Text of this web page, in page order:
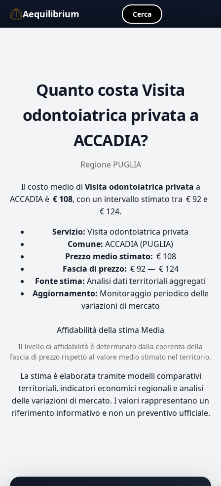
Aequilibrium Cerca
Quanto costa Visita
odontoiatrica privata a
ACCADIA?
Regione PUGLIA
Il costo medio di Visita odontoiatrica privata a
ACCADIA è € 108, con un intervallo stimato tra € 92 e
€ 124.
Servizio: Visita odontoiatrica privata
Comune: ACCADIA (PUGLIA)
Prezzo medio stimato: € 108
Fascia di prezzo: € 92 — € 124
Fonte stima: Analisi dati territoriali aggregati
Aggiornamento: Monitoraggio periodico delle
variazioni di mercato
Affidabilità della stima Media
Il livello di affidabilità è determinato dalla coerenza della
fascia di prezzo rispetto al valore medio stimato nel territorio.
La stima è elaborata tramite modelli comparativi
territoriali, indicatori economici regionali e analisi
delle variazioni di mercato. I valori rappresentano un
riferimento informativo e non un preventivo ufficiale.